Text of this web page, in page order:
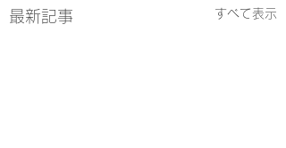
最新記事 すべて表示